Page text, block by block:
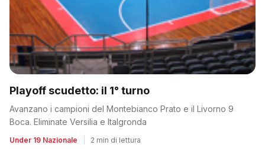
Playoff scudetto: il 1° turno
Avanzano i campioni del Montebianco Prato e il Livorno 9
Boca. Eliminate Versilia e Italgronda
Under 19 Nazionale 2 min di lettura